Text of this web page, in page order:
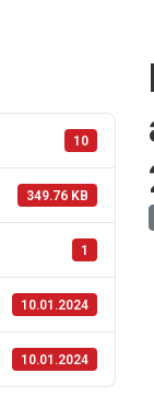
10
349.76 KB
1
10.01.2024
10.01.2024